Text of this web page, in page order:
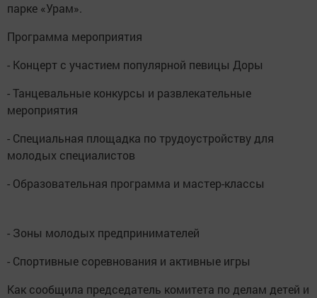
парке «Урам».
Программа мероприятия
- Концерт с участием популярной певицы Доры
- Танцевальные конкурсы и развлекательные
мероприятия
- Специальная площадка по трудоустройству для
молодых специалистов
- Образовательная программа и мастер-классы
- Зоны молодых предпринимателей
- Спортивные соревнования и активные игры
Как сообщила председатель комитета по делам детей и